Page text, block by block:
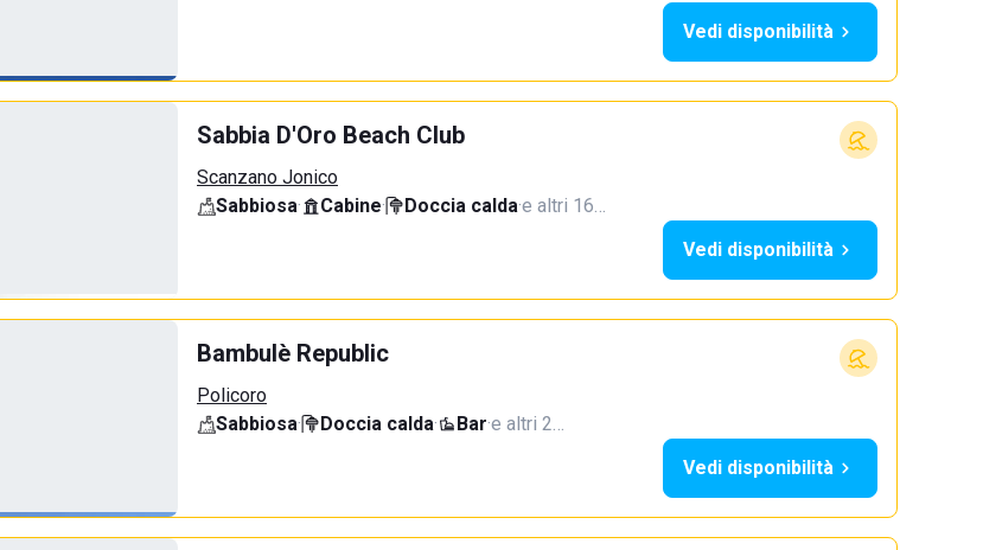
Vedi disponibilità
Sabbia D'Oro Beach Club
Scanzano Jonico
Sabbiosa· Cabine· Doccia calda·e altri 16…
Vedi disponibilità
Bambulè Republic
Policoro
Sabbiosa· Doccia calda· Bar·e altri 2…
Vedi disponibilità